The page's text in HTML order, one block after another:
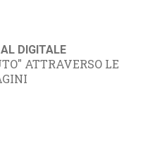
DIGITALE
ATTRAVERSO LE